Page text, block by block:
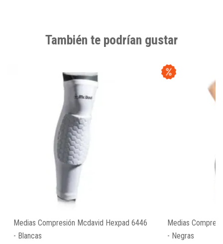
También te podrían gustar
Medias Compresión Mcdavid Hexpad 6446
- Blancas
Medias
- Negras